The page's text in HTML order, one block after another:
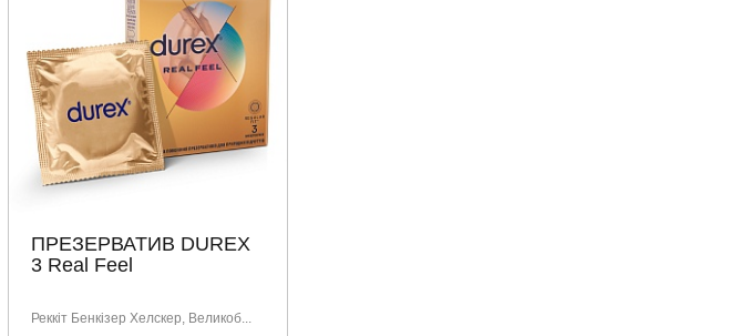
ПРЕЗЕРВАТИВ DUREX
3 Real Feel
Реккіт Бенкізер Хелскер, Великоб...